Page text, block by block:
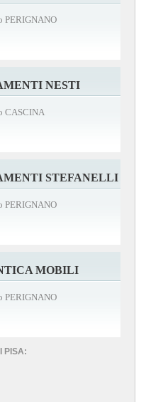
PERIGNANO
NESTI
CASCINA
STEFANELLI
PERIGNANO
MOBILI
PERIGNANO
PISA: